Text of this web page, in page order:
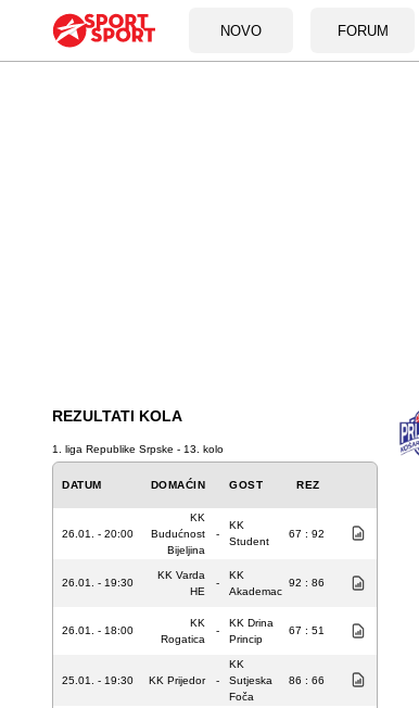
NOVO FORUM
REZULTATI KOLA
1. liga Republike Srpske - 13. kolo
DATUM DOMAĆIN GOST REZ
26.01. - 20:00
KK
Budućnost
Bijeljina
-
KK
Student
67 : 92
26.01. - 19:30
KK Varda
HE
-
KK
Akademac
92 : 86
26.01. - 18:00
KK
Rogatica
-
KK Drina
Princip
67 : 51
25.01. - 19:30 KK Prijedor -
KK
Sutjeska
Foča
86 : 66